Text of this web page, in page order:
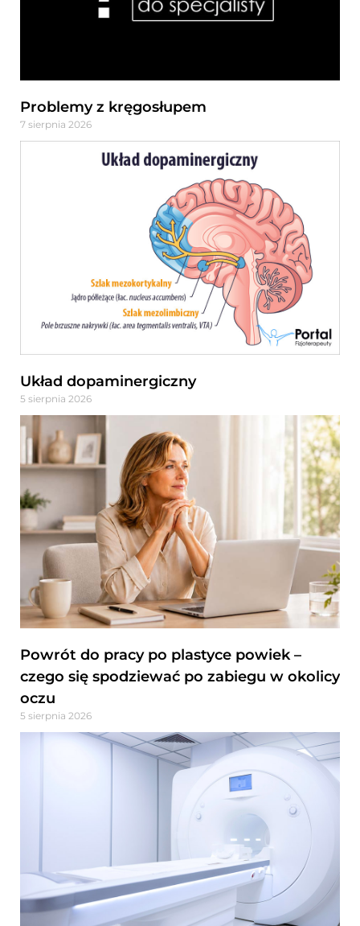
Problemy z kręgosłupem
7 sierpnia 2026
Układ dopaminergiczny
5 sierpnia 2026
Powrót do pracy po plastyce powiek –
czego się spodziewać po zabiegu w okolicy
oczu
5 sierpnia 2026